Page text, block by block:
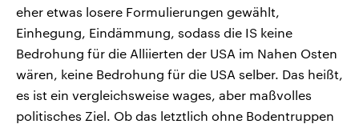
eher etwas losere Formulierungen gewählt,
Einhegung, Eindämmung, sodass die IS keine
Bedrohung für die Alliierten der USA im Nahen Osten
wären, keine Bedrohung für die USA selber. Das heißt,
es ist ein vergleichsweise wages, aber maßvolles
politisches Ziel. Ob das letztlich ohne Bodentruppen